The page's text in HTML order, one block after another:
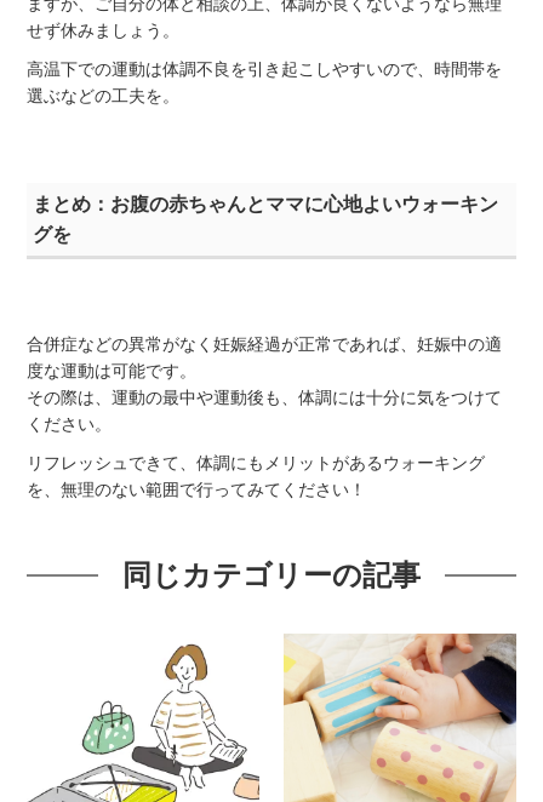
ますが、ご自分の体と相談の上、体調が良くないようなら無理
せず休みましょう。
高温下での運動は体調不良を引き起こしやすいので、時間帯を
選ぶなどの工夫を。
まとめ：お腹の赤ちゃんとママに心地よいウォーキン
グを
合併症などの異常がなく妊娠経過が正常であれば、妊娠中の適
度な運動は可能です。
その際は、運動の最中や運動後も、体調には十分に気をつけて
ください。
リフレッシュできて、体調にもメリットがあるウォーキング
を、無理のない範囲で行ってみてください！
同じカテゴリーの記事